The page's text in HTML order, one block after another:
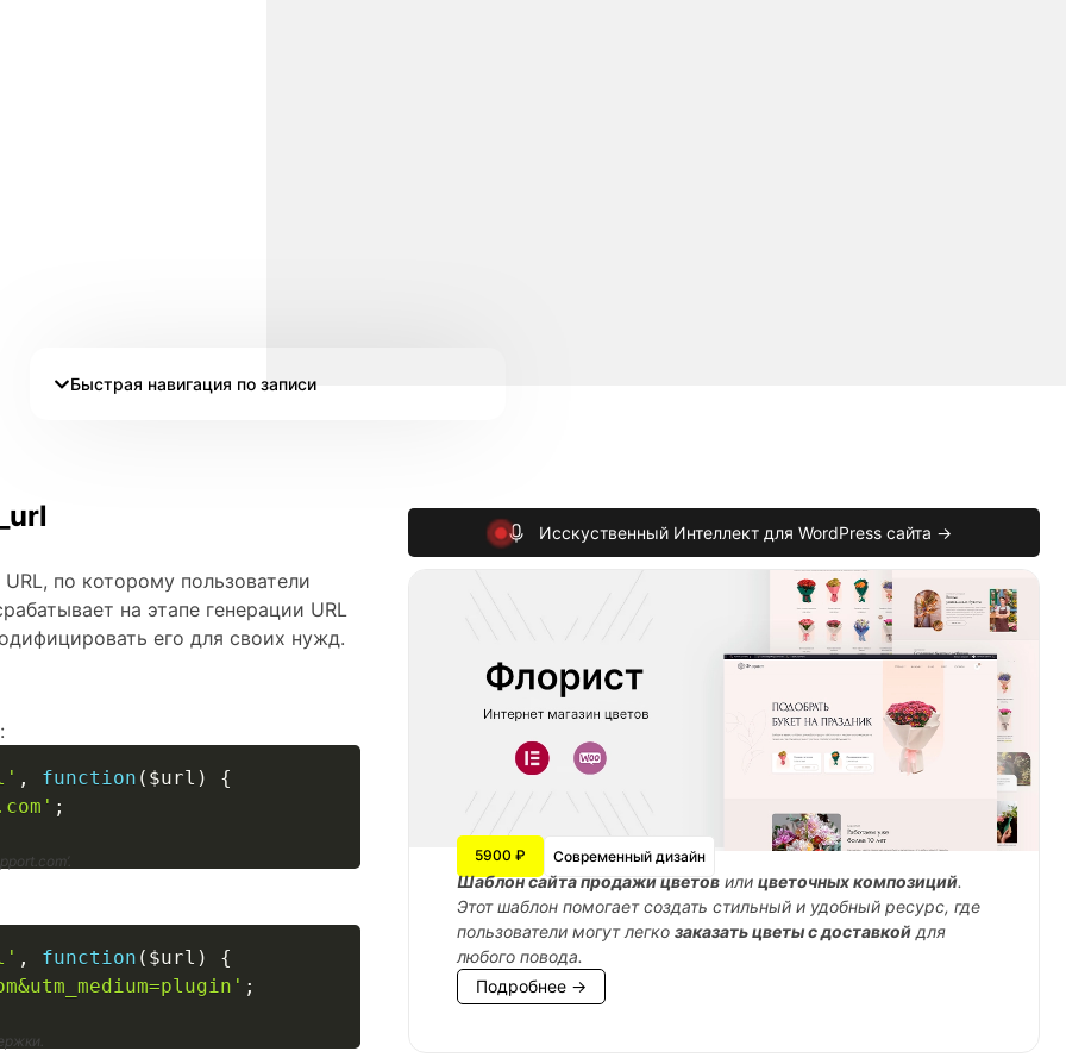
Быстрая навигация по записи
по которому пользователи
на этапе генерации URL
его для своих нужд.
, function ( $url )
{
;
, function ( $url )
{
;
Исскуственный Интеллект для WordPress сайта →
5900 ₽ Современный дизайн
Шаблон сайта продажи цветов илицветочных композиций.
Этот шаблон помогает создать стильный и удобный ресурс, где
пользователи могут легкозаказать цветы с доставкойдля
любого повода.
Подробнее →